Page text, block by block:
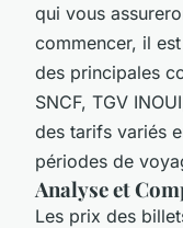
qui vous
commencer, il
des principales
SNCF, TGV
des tarifs variés
périodes de
Analyse et
Les prix des